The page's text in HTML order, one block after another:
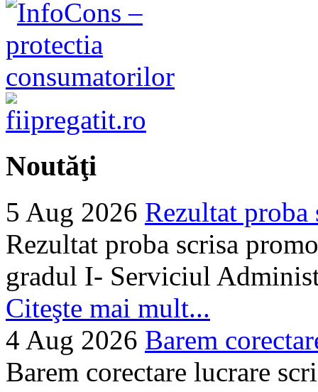
Noutăţi
5 Aug 2026 Rezultat proba
Rezultat proba scrisa
gradul I- Serviciul
Citeşte mai mult...
4 Aug 2026 Barem
Barem corectare lucrare